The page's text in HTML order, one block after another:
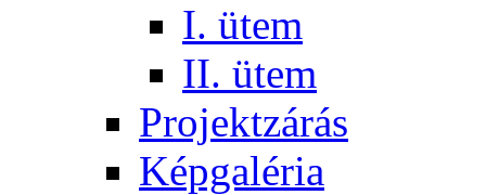
I. ütem
II. ütem
Projektzárás
Képgaléria